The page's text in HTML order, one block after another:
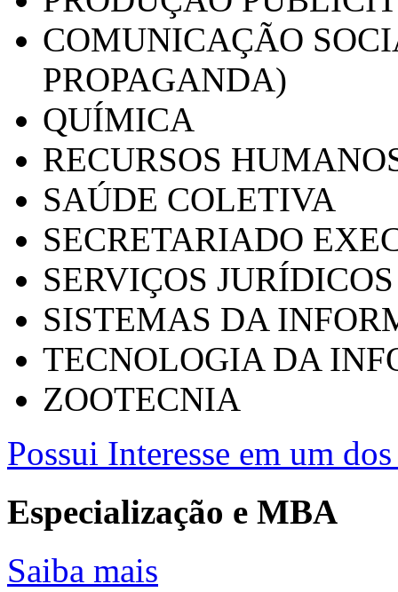
COMUNICAÇÃO
PROPAGANDA)
QUÍMICA
RECURSOS
SAÚDE COLETIVA
SECRETARIADO
SERVIÇOS
SISTEMAS DA
TECNOLOGIA DA
ZOOTECNIA
Possui Interesse em um
Especialização e MBA
Saiba mais